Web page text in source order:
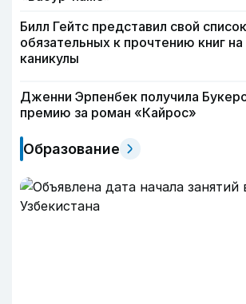
Билл Гейтс представил свой список
обязательных к прочтению книг
каникулы
Дженни Эрпенбек получила
премию за роман «Кайрос»
Образование